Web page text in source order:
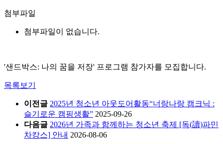
첨부파일
첨부파일이 없습니다.
'샌드박스: 나의 꿈을 저장' 프로그램 참가자를 모집합니다.
목록보기
이전글 2025년 청소년 아웃도어활동“너랑나랑 캠크닉 :
슬기로운 캠핑생활” 2025-09-26
다음글 2026년 가족과 함께하는 청소년 축제 [독(讀)파민
차캉스] 안내 2026-08-06